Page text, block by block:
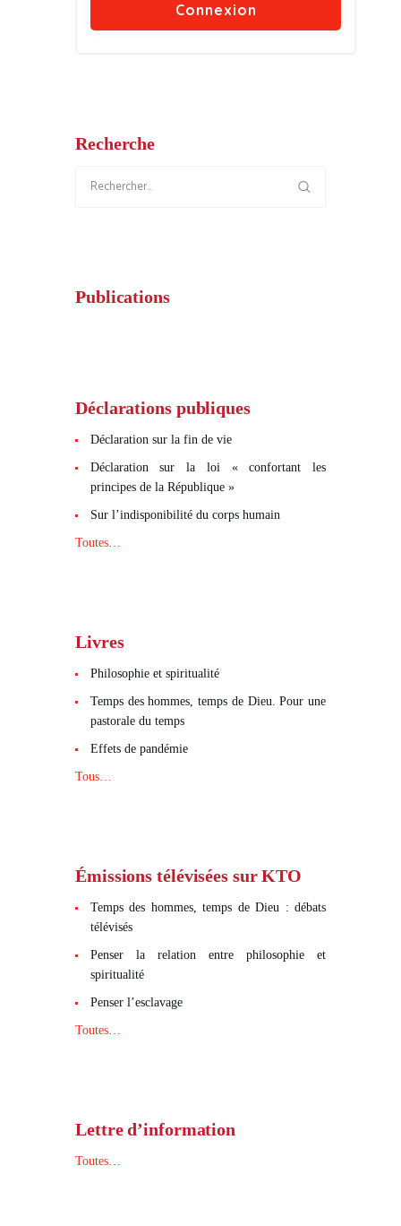
Recherche
Publications
Déclarations publiques
Déclaration sur la fin de vie
Déclaration sur la loi « confortant les
principes de la République »
Sur l’indisponibilité du corps humain
Toutes…
Livres
Philosophie et spiritualité
Temps des hommes, temps de Dieu. Pour une
pastorale du temps
Effets de pandémie
Tous…
Émissions télévisées sur KTO
Temps des hommes, temps de Dieu : débats
télévisés
Penser la relation entre philosophie et
spiritualité
Penser l’esclavage
Toutes…
Lettre d’information
Toutes…